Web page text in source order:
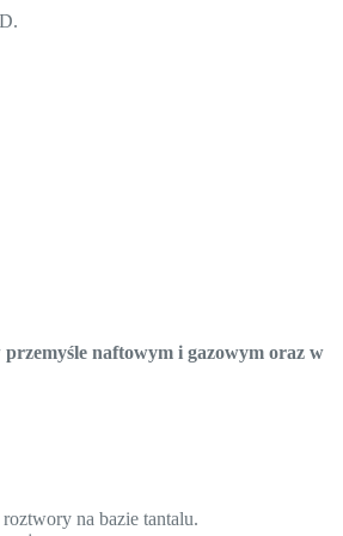
przemyśle naftowym i gazowym oraz w
na bazie tantalu.